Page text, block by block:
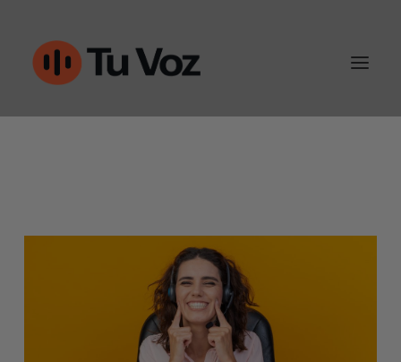
IA & Automatización
Conoce Tu-Voz